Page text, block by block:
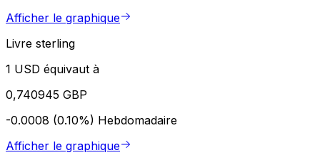
Afficher le graphique
Livre sterling
1 USD équivaut à
0,740945 GBP
-0.0008 (0.10%) Hebdomadaire
Afficher le graphique